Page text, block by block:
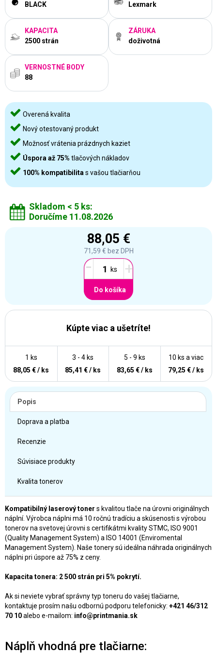
BLACK
Lexmark
KAPACITA
2500 strán
ZÁRUKA
doživotná
VERNOSTNÉ BODY
88
Overená kvalita
Nový otestovaný produkt
Možnosť vrátenia prázdnych kaziet
Úspora až 75% tlačových nákladov
100% kompatibilita s vašou tlačiarňou
Skladom < 5 ks:
Doručíme 11.08.2026
88,05 €
71,59 € bez DPH
- +
Do košíka
Kúpte viac a ušetríte!
10 ks a viac
79,25 € / ks
5 - 9 ks
83,65 € / ks
3 - 4 ks
85,41 € / ks
1 ks
88,05 € / ks
Popis
Doprava a platba
Recenzie
Súvisiace produkty
Kvalita tonerov
Kompatibilný laserový toner s kvalitou tlače na úrovni originálnych
náplní. Výrobca náplni má 10 ročnú tradíciu a skúsenosti s výrobou
tonerov na svetovej úrovni s certifikátmi kvality STMC, ISO 9001
(Quality Management System) a ISO 14001 (Enviromental
Management System). Naše tonery sú ideálna náhrada originálnych
náplni pri úspore až 75% z ceny.
Kapacita tonera: 2 500 strán pri 5% pokrytí.
Ak si neviete vybrať správny typ toneru do vašej tlačiarne,
kontaktuje prosím našu odbornú podporu telefonicky: +421 46/312
70 10alebo e-mailom: info@printmania.sk
Náplň vhodná pre tlačiarne: